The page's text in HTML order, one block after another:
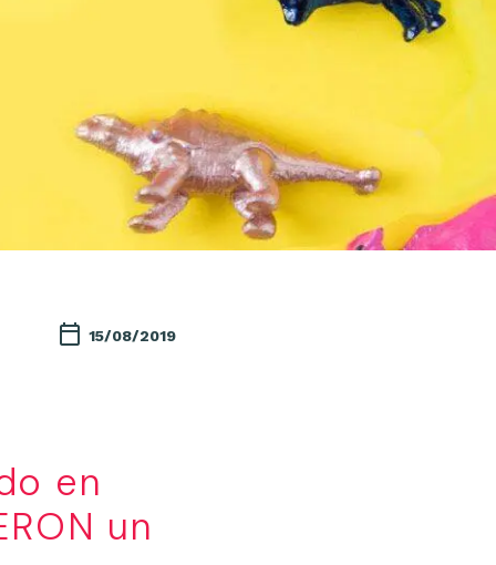
15/08/2019
en
un